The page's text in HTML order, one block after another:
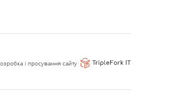
і просування сайту